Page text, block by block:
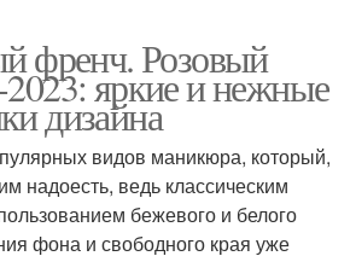
френч. Розовый
яркие и нежные
дизайна
видов маникюра, который,
надоесть, ведь классическим
бежевого и белого
фона и свободного края уже